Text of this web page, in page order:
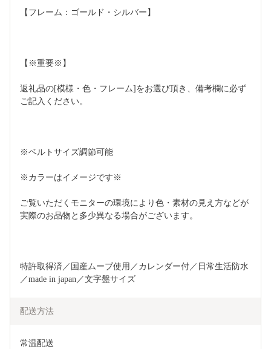
【フレーム：ゴールド・シルバー】
【※重要※】
返礼品の[模様・色・フレーム]をお選び頂き、備考欄に必ず
ご記入ください。
※ベルトサイズ調節可能
※カラーはイメージです※
ご覧いただくモニターの環境により色・素材の見え方などが
実際のお品物と多少異なる場合がございます。
特許取得済／国産ムーブ使用／カレンダー付／日常生活防水
／made in japan／文字盤サイズ
配送方法
常温配送